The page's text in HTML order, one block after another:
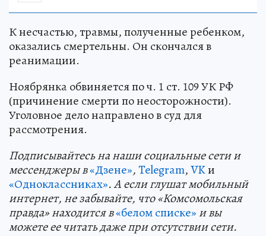
К несчастью, травмы, полученные ребенком,
оказались смертельны. Он скончался в
реанимации.
Ноябрянка обвиняется по ч. 1 ст. 109 УК РФ
(причинение смерти по неосторожности).
Уголовное дело направлено в суд для
рассмотрения.
Подписывайтесь на наши социальные сети и
мессенджеры в«Дзене»,Telegram,VKи
«Одноклассниках». А если глушат мобильный
интернет, не забывайте, что «Комсомольская
правда» находится в«белом списке» и вы
можете ее читать даже при отсутствии сети.